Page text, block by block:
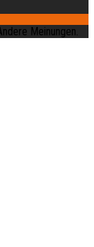
Meinungen.